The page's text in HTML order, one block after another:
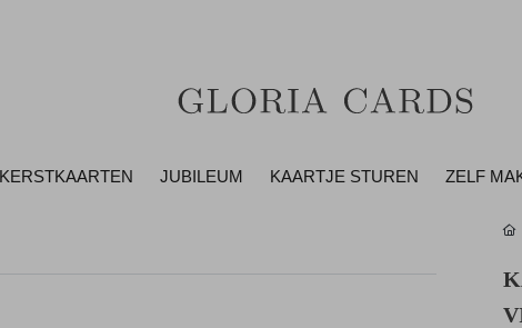
KERSTKAARTEN JUBILEUM KAARTJE STUREN ZELF